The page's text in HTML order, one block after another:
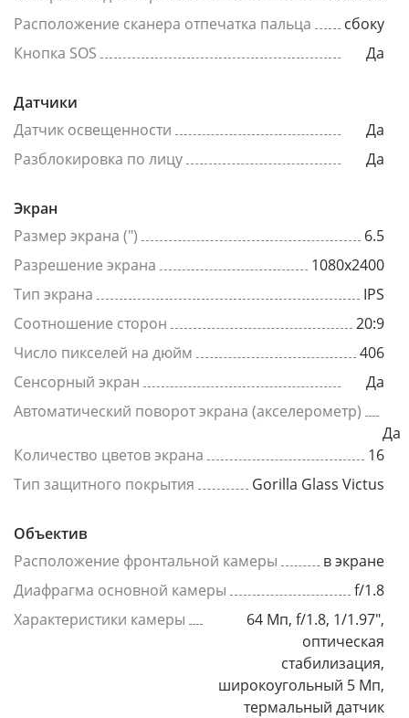
Расположение сканера отпечатка пальца
сбоку
Кнопка SOS
Да
Датчики
Датчик освещенности
Да
Разблокировка по лицу
Да
Экран
Размер экрана (")
6.5
Разрешение экрана
1080x2400
Тип экрана
IPS
Соотношение сторон
20:9
Число пикселей на дюйм
406
Сенсорный экран
Да
Автоматический поворот экрана (акселерометр)
Да
Количество цветов экрана
16
Тип защитного покрытия
Gorilla Glass Victus
Объектив
Расположение фронтальной камеры
в экране
Диафрагма основной камеры
f/1.8
Характеристики камеры
64 Мп, f/1.8, 1/1.97",
оптическая
стабилизация,
широкоугольный 5 Мп,
термальный датчик